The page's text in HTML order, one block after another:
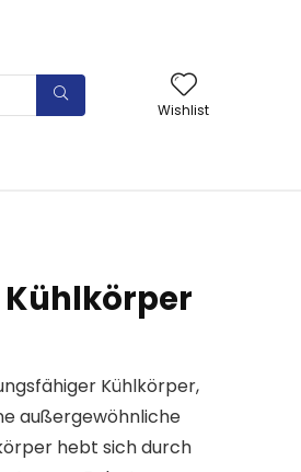
Wishlist
Kühlkörper
Kühlkörper,
außergewöhnliche
hebt sich durch